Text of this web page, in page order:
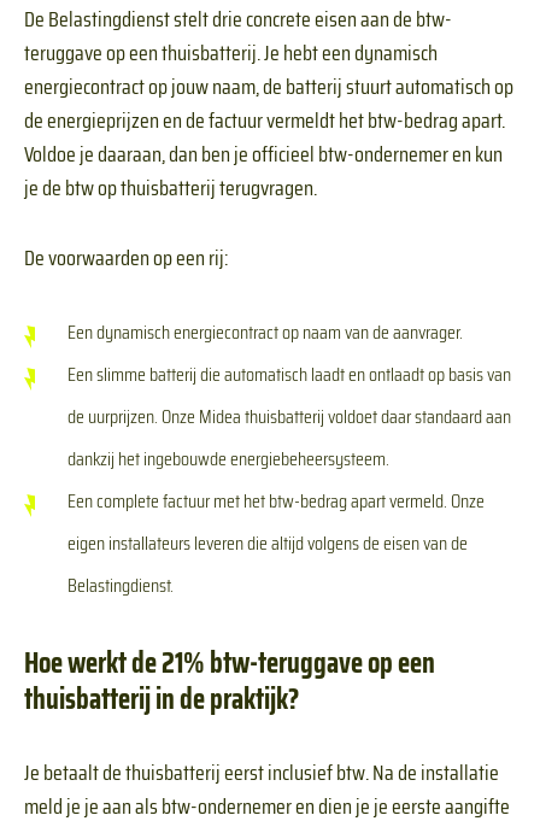
De Belastingdienst stelt drie concrete eisen aan de btw-
teruggave op een thuisbatterij. Je hebt een dynamisch
energiecontract op jouw naam, de batterij stuurt automatisch op
de energieprijzen en de factuur vermeldt het btw-bedrag apart.
Voldoe je daaraan, dan ben je officieel btw-ondernemer en kun
je de btw op thuisbatterij terugvragen.
De voorwaarden op een rij:
Een dynamisch energiecontract op naam van de aanvrager.
Een slimme batterij die automatisch laadt en ontlaadt op basis van
de uurprijzen. Onze Midea thuisbatterij voldoet daar standaard aan
dankzij het ingebouwde energiebeheersysteem.
Een complete factuur met het btw-bedrag apart vermeld. Onze
eigen installateurs leveren die altijd volgens de eisen van de
Belastingdienst.
Hoe werkt de 21% btw-teruggave op een
thuisbatterij in de praktijk?
Je betaalt de thuisbatterij eerst inclusief btw. Na de installatie
meld je je aan als btw-ondernemer en dien je je eerste aangifte